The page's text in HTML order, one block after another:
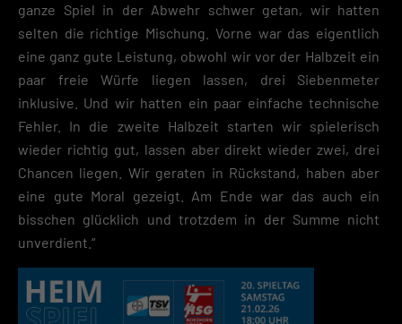
ganze Spiel in der Abwehr schwer getan, wir hatten
selten die richtige Mischung. Vorne war das eigentlich
eine ganz gute Leistung, obwohl wir vor der Halbzeit ein
paar freie Würfe liegen lassen, drei Siebenmeter
inklusive. Und wir hatten ein paar einfache technische
Fehler. In die zweite Halbzeit starten wir spielerisch
wieder richtig gut, lassen aber direkt wieder zwei, drei
Chancen liegen. Wir geraten in Rückstand, haben aber
eine gute Moral gezeigt. Am Ende war das auch ein
bisschen glücklich und trotzdem in der Summe nicht
unverdient.“